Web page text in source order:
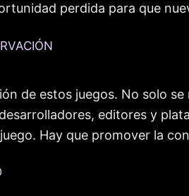
perdida para que
de estos juegos. No solo
editores y
Hay que promover la